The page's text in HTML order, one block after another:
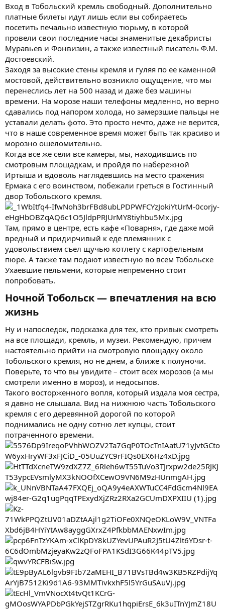
Вход в Тобольский кремль свободный. Дополнительно
платные билеты идут лишь если вы собираетесь
посетить печально известную тюрьму, в которой
провели свои последние часы знаменитые декабристы
Муравьев и Фонвизин, а также известный писатель Ф.М.
Достоевский.
Заходя за высокие стены кремля и гуляя по ее каменной
мостовой, действительно возникло ощущение, что мы
перенеслись лет на 500 назад и даже без машины
времени. На морозе наши телефоны медленно, но верно
сдавались под напором холода, но замерзшие пальцы не
уставали делать фото. Это просто нечто, даже не верится,
что в наше современное время может быть так красиво и
морозно ошеломительно.
Когда все же сели все камеры, мы, находившись по
смотровым площадкам, и пройдя по набережной
Иртыша и вдоволь наглядевшись на место сражения
Ермака с его воинством, побежали греться в Гостинный
двор Тобольского кремля.
Там, прямо в центре, есть кафе «Поварня», где даже мой
вредный и придирчивый к еде племянник с
удовольствием съел щучью котлету с картофельным
пюре. А также там подают известную во всем Тобольске
Ухаевшие пельмени, которые непременно стоит
попробовать.
Ночной Тобольск — впечатления на всю
жизнь​
Ну и напоследок, подсказка для тех, кто привык смотреть
на все площади, кремль, и музеи. Рекомендую, причем
настоятельно прийти на смотровую площадку около
Тобольского кремля, но не днем, а ближе к полуночи.
Поверьте, то что вы увидите – стоит всех морозов (а мы
смотрели именно в мороз), и недосыпов.
Такого восторженного вопля, который издала моя сестра,
я давно не слышала. Вид на нижнюю часть Тобольского
кремля с его деревянной дорогой по которой
поднимались не одну сотню лет купцы, стоит
потраченного времени.